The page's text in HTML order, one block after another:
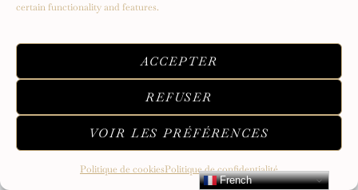
certain functionality and features.
ACCEPTER
REFUSER
VOIR LES PRÉFÉRENCES
Politique de cookiesPolitique de confidentialité
French